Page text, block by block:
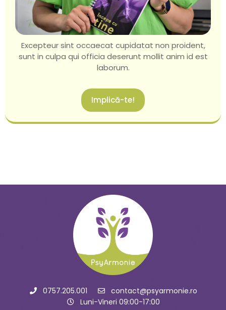
Excepteur sint occaecat cupidatat non proident,
sunt in culpa qui officia deserunt mollit anim id est
laborum.
Implică-te!
0757.205.001
contact@psyarmonie.ro
Luni-Vineri 09:00-17:00